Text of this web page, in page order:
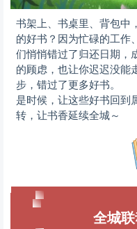
书架上、书桌里、背包中
的好书？因为忙碌的工作
们悄悄错过了归还日期，
的顾虑，也让你迟迟没能
步，错过了更多好书。
是时候，让这些好书回到
转，让书香延续全城～
全城